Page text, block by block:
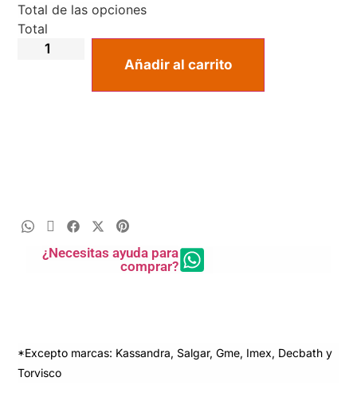
Total de las opciones
Total
Añadir al carrito
¿Necesitas ayuda para
comprar?
*Excepto marcas: Kassandra, Salgar, Gme, Imex, Decbath y
Torvisco